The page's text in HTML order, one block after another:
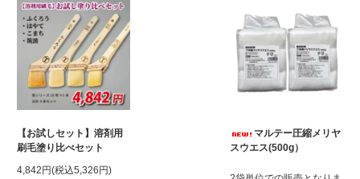
【お試しセット】溶剤用
刷毛塗り比べセット
4,842円(税込5,326円)
マルテー圧縮メリヤ
スウエス(500g）